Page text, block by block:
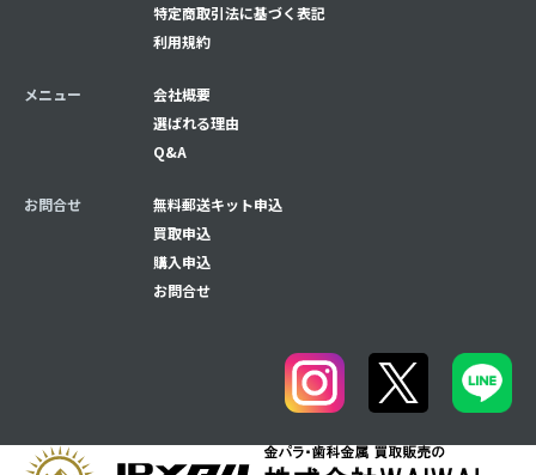
特定商取引法に基づく表記
利用規約
メニュー
会社概要
選ばれる理由
Q&A
お問合せ
無料郵送キット申込
買取申込
購入申込
お問合せ